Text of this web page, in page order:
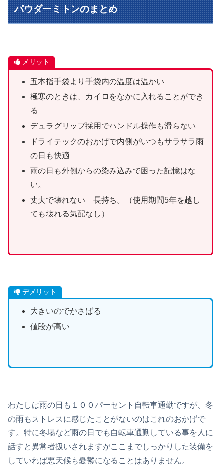
パウダーミトンのまとめ
メリット
五本指手袋より手袋内の温度は温かい
極寒のときは、カイロをなかに入れることができ
る
デュラグリップ採用でハンドル操作も滑らない
ドライテックのおかげで内側がいつもサラサラ雨
の日も快適
雨の日も外側からの染み込みで困った記憶はな
い。
丈夫で壊れない 長持ち。（使用期間5年を越し
ても壊れる気配なし）
デメリット
大きいのでかさばる
値段が高い
わたしは雨の日も１００パーセント自転車通勤ですが、冬
の雨もストレスに感じたことがないのはこれのおかげで
す。特に冬場など雨の日でも自転車通勤している事を人に
話すと異常者扱いされますがここまでしっかりした装備を
していれば悪天候も憂鬱になることはありません。